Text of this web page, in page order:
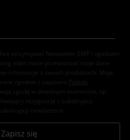
otrzymywać Newsletter EMP i zgadzam
mbH może przetwarzać moje dane
informacje o swoich produktach. Moje
zgodnie z zapisami
Polityki
zgodę w dowolnym momencie, np.
rezygnację z subskrypcji.
newslettera.
Zapisz się